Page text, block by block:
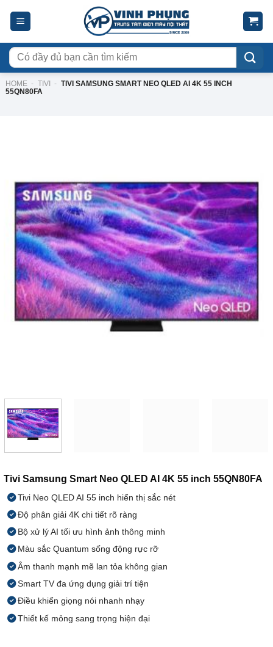
Tìm
kiếm:
HOME - TIVI - TIVI SAMSUNG SMART NEO QLED AI 4K 55 INCH
55QN80FA
Tivi Samsung Smart Neo QLED AI 4K 55 inch 55QN80FA
Tivi Neo QLED AI 55 inch hiển thị sắc nét
Độ phân giải 4K chi tiết rõ ràng
Bộ xử lý AI tối ưu hình ảnh thông minh
Màu sắc Quantum sống động rực rỡ
Âm thanh mạnh mẽ lan tỏa không gian
Smart TV đa ứng dụng giải trí tiện
Điều khiển giọng nói nhanh nhạy
Thiết kế mỏng sang trọng hiện đại